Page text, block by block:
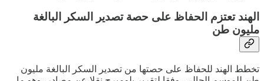
الهند تعتزم الحفاظ على حصة تصدير السكر البالغة
مليون طن
تخطط الهند للحفاظ على حصتها من تصدير السكر البالغة مليون